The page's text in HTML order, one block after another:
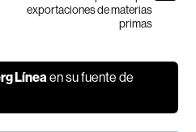
exportaciones de materias
primas
Línea en su fuente de